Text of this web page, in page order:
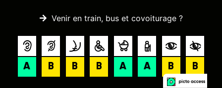
Venir en train, bus et covoiturage ?